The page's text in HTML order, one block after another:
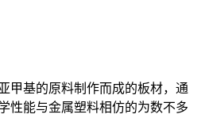
甲基的原料制作而成的板材，通
性能与金属塑料相仿的为数不多